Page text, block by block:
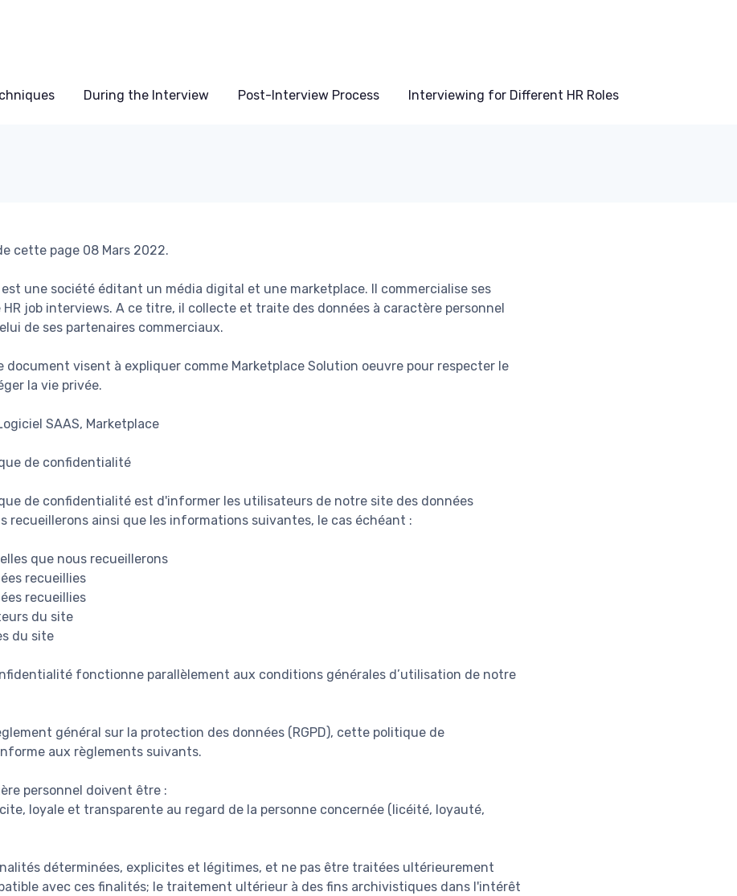
During the Interview Post-Interview Process Interviewing for Different HR Roles
cette page 08 Mars 2022.
une société éditant un média digital et une marketplace. Il commercialise ses
HR job interviews. A ce titre, il collecte et traite des données à caractère personnel
de ses partenaires commerciaux.
document visent à expliquer comme Marketplace Solution oeuvre pour respecter le
la vie privée.
SAAS, Marketplace
de confidentialité
de confidentialité est d'informer les utilisateurs de notre site des données
recueillerons ainsi que les informations suivantes, le cas échéant :
que nous recueillerons
recueillies
recueillies
du site
du site
fonctionne parallèlement aux conditions générales d’utilisation de notre
général sur la protection des données (RGPD), cette politique de
aux règlements suivants.
personnel doivent être :
loyale et transparente au regard de la personne concernée (licéité, loyauté,
déterminées, explicites et légitimes, et ne pas être traitées ultérieurement
avec ces finalités; le traitement ultérieur à des fins archivistiques dans l'intérêt